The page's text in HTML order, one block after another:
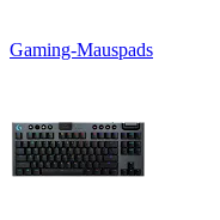
Gaming-Mauspads